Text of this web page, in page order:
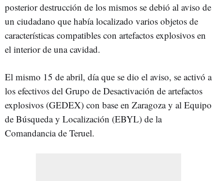
posterior destrucción de los mismos se debió al aviso de
un ciudadano que había localizado varios objetos de
características compatibles con artefactos explosivos en
el interior de una cavidad.
El mismo 15 de abril, día que se dio el aviso, se activó a
los efectivos del Grupo de Desactivación de artefactos
explosivos (GEDEX) con base en Zaragoza y al Equipo
de Búsqueda y Localización (EBYL) de la
Comandancia de Teruel.